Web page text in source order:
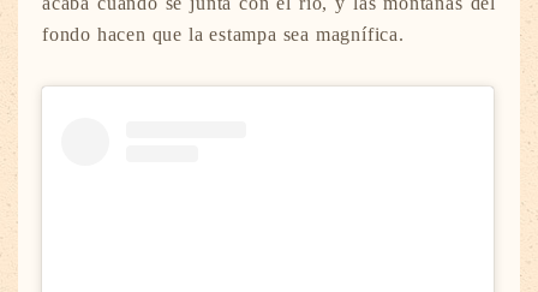
fondo hacen que la estampa sea magnífica.